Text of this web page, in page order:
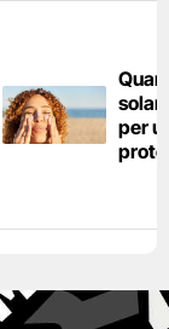
per